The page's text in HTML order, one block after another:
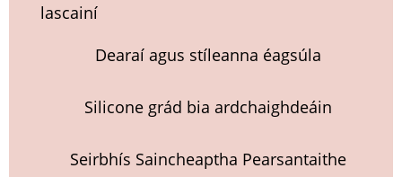
lascainí
Dearaí agus stíleanna éagsúla
Silicone grád bia ardchaighdeáin
Seirbhís Saincheaptha Pearsantaithe